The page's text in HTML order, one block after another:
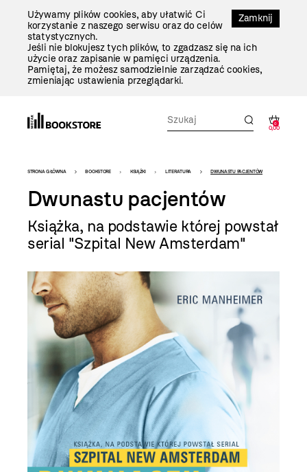
Zamknij
Używamy plików cookies, aby ułatwić Ci
korzystanie z naszego serwisu oraz do celów
statystycznych.
Jeśli nie blokujesz tych plików, to zgadzasz się na ich
użycie oraz zapisanie w pamięci urządzenia.
Pamiętaj, że możesz samodzielnie zarządzać cookies,
zmieniając ustawienia przeglądarki.
0
0,00
Bookstore
-
szablon
szczegóły
STRONA GŁÓWNA BOOKSTORE KSIĄŻKI LITERATURA DWUNASTU PACJENTÓW
Dwunastu pacjentów
Książka, na podstawie której powstał
serial "Szpital New Amsterdam"